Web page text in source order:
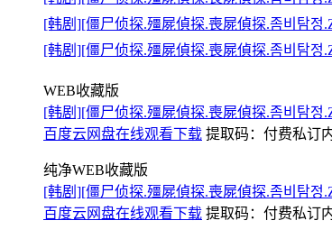
[韩剧][僵尸侦探.殭屍偵探.喪屍偵探.좀비탐정
[韩剧][僵尸侦探.殭屍偵探.喪屍偵探.좀비탐정
WEB收藏版
[韩剧][僵尸侦探.殭屍偵探.喪屍偵探.좀비탐
百度云网盘在线观看下载 提取码： 付费私订
纯净WEB收藏版
[韩剧][僵尸侦探.殭屍偵探.喪屍偵探.좀비탐정
百度云网盘在线观看下载 提取码： 付费私订